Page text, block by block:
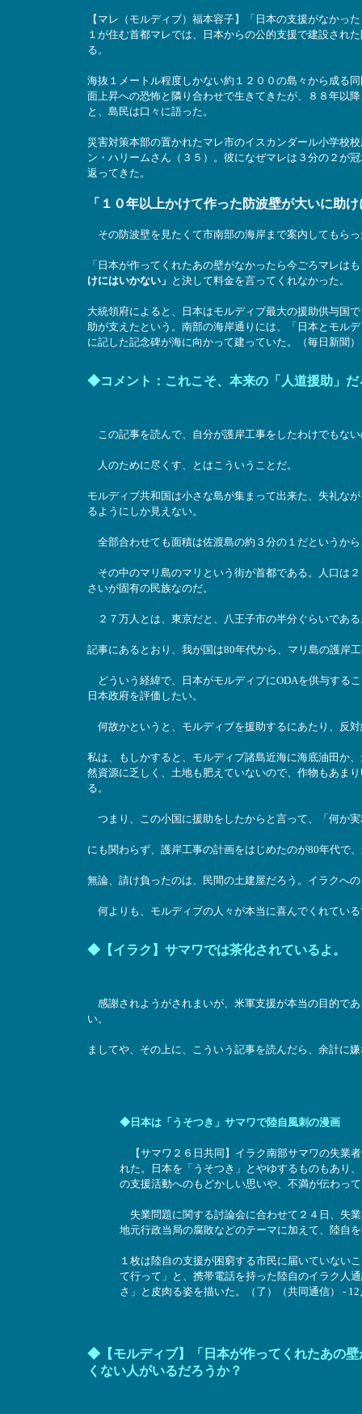
【マレ（モルディブ）福本容子】「日本の支援がなか
１が住む首都マレでは、日本からの公的支援で建設され
る。
海抜１メートル程度しかない約１２００の島々から成る
面上昇への恐怖と隣り合わせで生きてきたが、８８年以
と、島民は口々に語った。
災害対策本部の置かれたマレ市のイスカンダール小学校
ン・ハリームさん（３５）。彼になぜマレは３分の２が
返ってきた。
「１０年以上かけて作った防波壁が大いに助
その防波壁を見たくて市南部の海岸まで案内してもら
「日本が作ってくれたあの壁がなかったら今ごろマレは
けにはいかない」 と決して料金を言ってくれなかった。
大統領府によると、日本はモルディブ最大の援助供与国
助が支えたという。南部の海岸通りには、「日本とモル
に記した記念碑が海に向かって建っていた。（毎日新聞
◆コメント：これこそ、本来の「人道援助」だ
この記事を読んで、自分が護岸工事をしたわけでもな
人のために尽くす、とはこういうことだ。
モルディブ共和国は小さな島が集まって出来た、失礼な
るようにしか見えない。
全部合わせても面積は佐渡島の約３分の１だというか
その中のマリ島のマリという街が首都である。人口は
さいが固有の民族なのだ。
２７万人とは、東京だと、八王子市の半分ぐらいである
記事にあるとおり、我が国は80年代から、マリ島の護岸
どういう経緯で、日本がモルディブにODAを供与する
日本政府を評価したい。
何故かというと、モルディブを援助するにあたり、反
私は、もしかすると、モルディブ諸島近海に海底油田か
然資源に乏しく、土地も肥えていないので、作物もあま
る。
つまり、この小国に援助をしたからと言って、「何か
にも関わらず、護岸工事の計画をはじめたのが80年代で
無論、請け負ったのは、民間の土建屋だろう。イラクへ
何よりも、モルディブの人々が本当に喜んでくれてい
◆【イラク】サマワでは茶化されているよ。
感謝されようがされまいが、米軍支援が本当の目的で
い。
ましてや、その上に、こういう記事を読んだら、余計に
◆日本は「うそつき」サマワで陸自風刺の漫画
【サマワ２６日共同】イラク南部サマワの失業
れた。日本を「うそつき」とやゆするものもあり
の支援活動へのもどかしい思いや、不満が伝わっ
失業問題に関する討論会に合わせて２４日、失
地元行政当局の腐敗などのテーマに加えて、陸自
１枚は陸自の支援が困窮する市民に届いていない
て行って」と、携帯電話を持った陸自のイラク人
さ」と皮肉る姿を描いた。（了）（共同通信） -
◆【モルディブ】「日本が作ってくれたあの
くない人がいるだろうか？